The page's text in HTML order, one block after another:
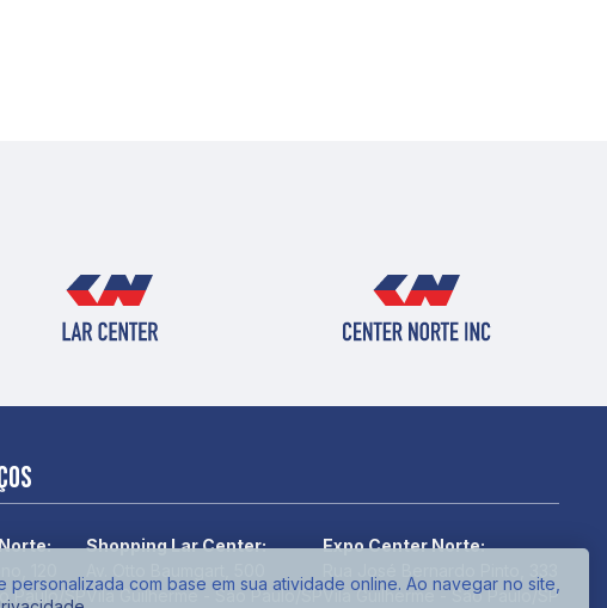
Paulo/SP
Shopping Lar Center:
Vila Guilherme - São Paulo/SP
Expo Center Norte:
Vila Guilherme - São Paulo/SP
com base em sua atividade online. Ao navegar no site,